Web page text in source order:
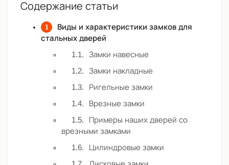
Содержание статьи
Виды и характеристики замков для
стальных дверей
Замки навесные
Замки накладные
Ригельные замки
Врезные замки
Примеры наших дверей со
врезными замками
Цилиндровые замки